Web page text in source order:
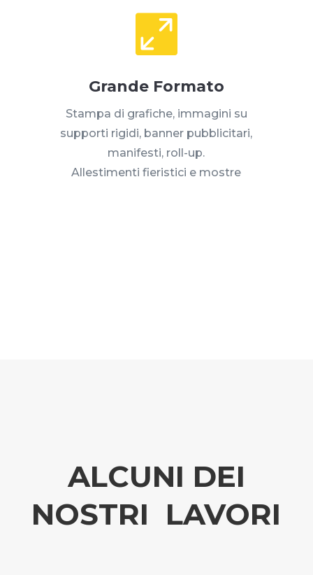

Grande Formato
Stampa di grafiche, immagini su
supporti rigidi, banner pubblicitari,
manifesti, roll-up.
Allestimenti fieristici e mostre
ALCUNI DEI
NOSTRI LAVORI